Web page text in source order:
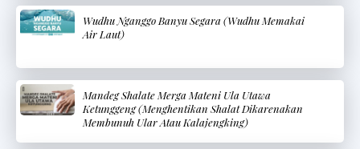
Wudhu Nganggo Banyu Segara (Wudhu Memakai
Air Laut)
Mandeg Shalate Merga Mateni Ula Utawa
Ketunggeng (Menghentikan Shalat Dikarenakan
Membunuh Ular Atau Kalajengking)